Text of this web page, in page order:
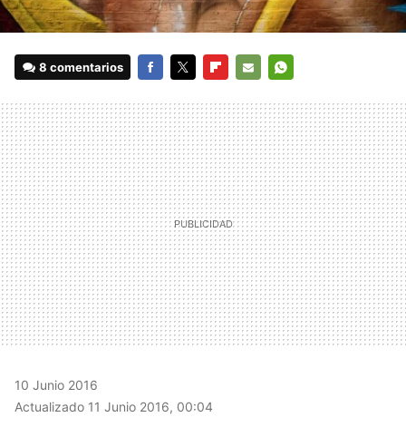
8 comentarios
MAIL
10 Junio 2016
Actualizado 11 Junio 2016, 00:04